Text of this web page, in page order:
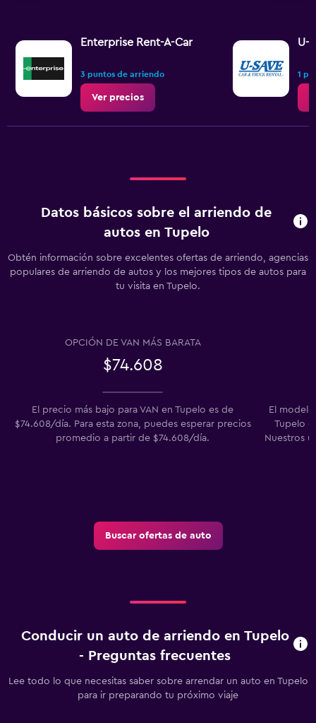
Enterprise Rent-A-Car
3 puntos de arriendo
Ver precios
U-
1
Datos básicos sobre el arriendo de
autos en Tupelo
Obtén información sobre excelentes ofertas de arriendo, agencias
populares de arriendo de autos y los mejores tipos de autos para
tu visita en Tupelo.
OPCIÓN DE VAN MÁS BARATA
$74.608
El precio más bajo para VAN en Tupelo es de
$74.608/día. Para esta zona, puedes esperar precios
promedio a partir de $74.608/día.
El
Tupelo
Nuestros
Buscar ofertas de auto
Conducir un auto de arriendo en Tupelo
- Preguntas frecuentes
Lee todo lo que necesitas saber sobre arrendar un auto en Tupelo
para ir preparando tu próximo viaje